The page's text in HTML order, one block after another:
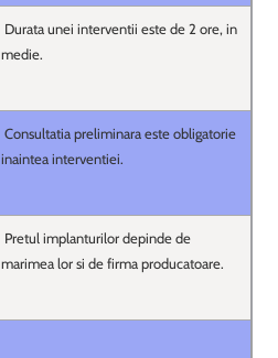
Durata unei interventii este de 2 ore, in
medie.
Consultatia preliminara este obligatorie
inaintea interventiei.
Pretul implanturilor depinde de
marimea lor si de firma producatoare.